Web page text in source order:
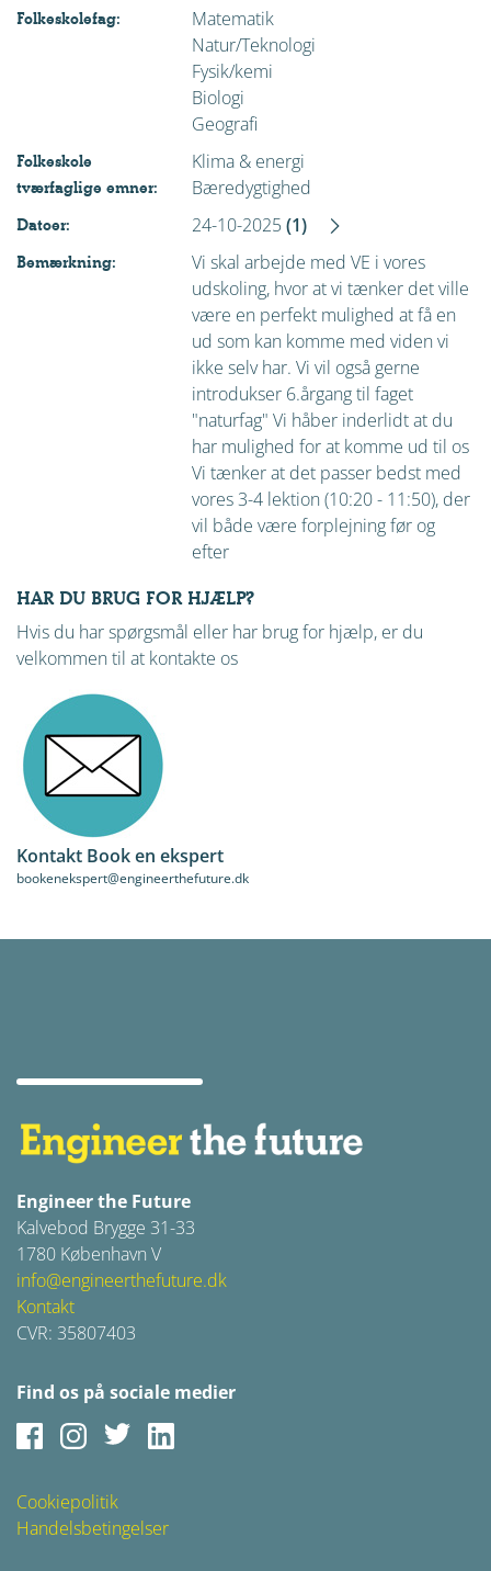
Folkeskolefag:
Matematik
Natur/Teknologi
Fysik/kemi
Biologi
Geografi
Folkeskole
tværfaglige emner:
Klima & energi
Bæredygtighed
Datoer: 24-10-2025(1)
Bemærkning:
Vi skal arbejde med VE i vores
udskoling, hvor at vi tænker det ville
være en perfekt mulighed at få en
ud som kan komme med viden vi
ikke selv har. Vi vil også gerne
introdukser 6.årgang til faget
"naturfag" Vi håber inderlidt at du
har mulighed for at komme ud til os
Vi tænker at det passer bedst med
vores 3-4 lektion (10:20 - 11:50), der
vil både være forplejning før og
efter
HAR DU BRUG FOR HJÆLP?
Hvis du har spørgsmål eller har brug for hjælp, er du
velkommen til at kontakte os
Kontakt Book en ekspert
bookenekspert@engineerthefuture.dk
Engineer the Future
Kalvebod Brygge 31-33
1780 København V
info@engineerthefuture.dk
Kontakt
CVR: 35807403
Find os på sociale medier
FacebookInstagram
Twitter
Cookiepolitik
Handelsbetingelser